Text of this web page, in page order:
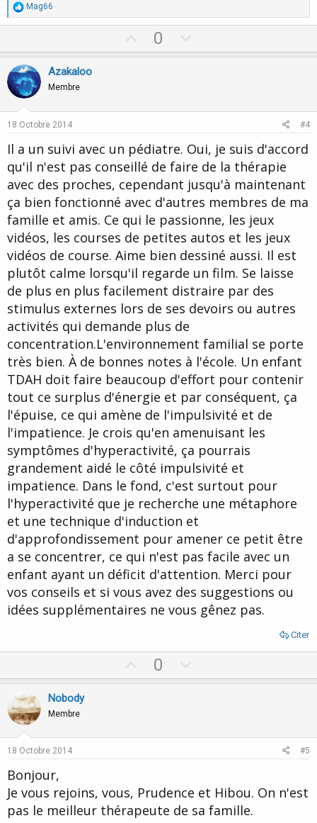
R
é
a
t
i
o
n
s
:
Mag66
p
0
o
e
Azakaloo
Membre
18 Octobre 2014 #4
Il a un suivi avec un pédiatre. Oui, je suis d'accord
qu'il n'est pas conseillé de faire de la thérapie
avec des proches, cependant jusqu'à maintenant
ça bien fonctionné avec d'autres membres de ma
famille et amis. Ce qui le passionne, les jeux
vidéos, les courses de petites autos et les jeux
vidéos de course. Aime bien dessiné aussi. Il est
plutôt calme lorsqu'il regarde un film. Se laisse
de plus en plus facilement distraire par des
stimulus externes lors de ses devoirs ou autres
activités qui demande plus de
concentration.L'environnement familial se porte
très bien. À de bonnes notes à l'école. Un enfant
TDAH doit faire beaucoup d'effort pour contenir
tout ce surplus d'énergie et par conséquent, ça
l'épuise, ce qui amène de l'impulsivité et de
l'impatience. Je crois qu'en amenuisant les
symptômes d'hyperactivité, ça pourrais
grandement aidé le côté impulsivité et
impatience. Dans le fond, c'est surtout pour
l'hyperactivité que je recherche une métaphore
et une technique d'induction et
d'approfondissement pour amener ce petit être
a se concentrer, ce qui n'est pas facile avec un
enfant ayant un déficit d'attention. Merci pour
vos conseils et si vous avez des suggestions ou
idées supplémentaires ne vous gênez pas.
Citer
p
t
0
o
v
Nobody
Membre
18 Octobre 2014 #5
Bonjour,
Je vous rejoins, vous, Prudence et Hibou. On n'est
pas le meilleur thérapeute de sa famille.